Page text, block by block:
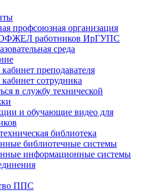
профсоюзная организация
работников ИрГУПС
среда
преподавателя
сотрудника
в службу технической
и обучающие видео для
библиотека
библиотечные системы
информационные системы
ППС